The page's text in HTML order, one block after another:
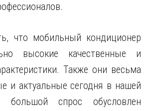
что мобильный кондиционер
высокие качественные и
Также они весьма
и актуальные сегодня в нашей
большой спрос обусловлен